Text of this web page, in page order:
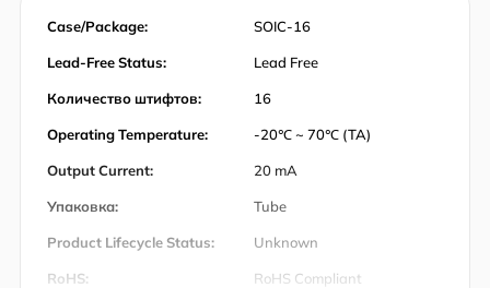
Case/Package: SOIC-16
Lead-Free Status: Lead Free
Количество штифтов: 16
Operating Temperature: -20℃ ~ 70℃ (TA)
Output Current: 20 mA
Упаковка: Tube
Product Lifecycle Status: Unknown
RoHS: RoHS Compliant